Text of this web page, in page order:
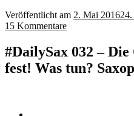
Veröffentlicht am 2. Mai 2016
15 Kommentare
#DailySax 032 –
fest! Was tun?